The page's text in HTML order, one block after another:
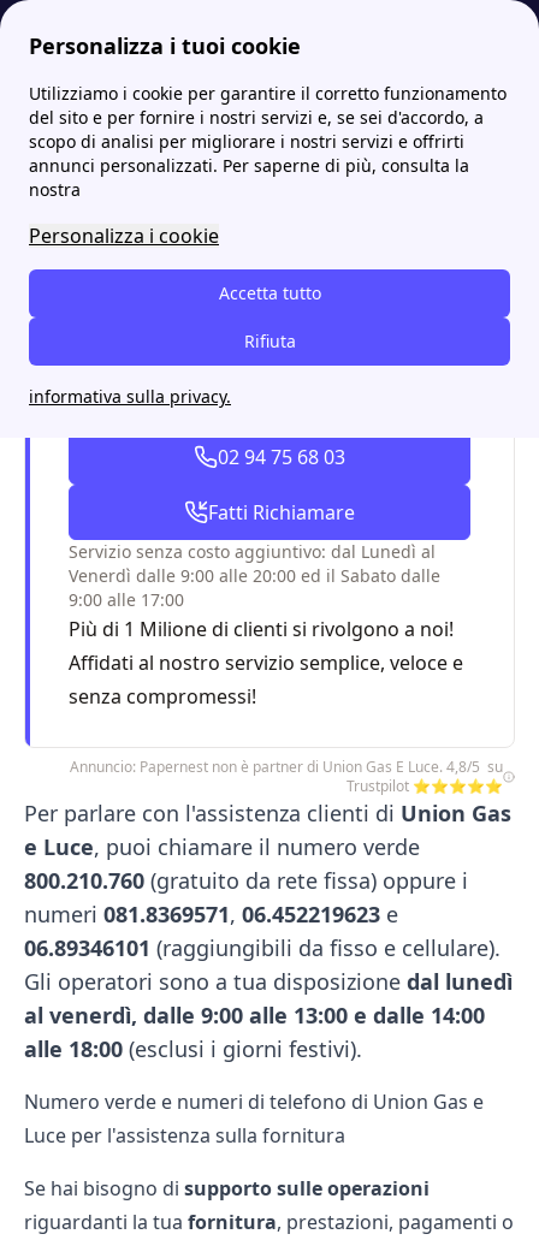
Personalizza i tuoi cookie
Utilizziamo i cookie per garantire il corretto funzionamento
del sito e per fornire i nostri servizi e, se sei d'accordo, a
scopo di analisi per migliorare i nostri servizi e offrirti
annunci personalizzati. Per saperne di più, consulta la
nostra
Personalizza i cookie
Accetta tutto
Rifiuta
informativa sulla privacy.
Papernest.it More Union Gas e Luce Il numero verde di Union Gas e Luce per assistenza su voltura e allaccio
Il numero verde di Union
Gas e Luce per assistenza
su voltura e allaccio
Chiama per informazioni su utenze
con Papernest.
02 94 75 68 03
Fatti Richiamare
Servizio senza costo aggiuntivo: dal Lunedì al
Venerdì dalle 9:00 alle 20:00 ed il Sabato dalle
9:00 alle 17:00
Più di 1 Milione di clienti si rivolgono a noi!
Affidati al nostro servizio semplice, veloce e
senza compromessi!
Annuncio: Papernest non è partner di Union Gas E Luce. 4,8/5 su
Trustpilot ⭐⭐⭐⭐⭐
Per parlare con l'assistenza clienti di Union Gas
e Luce, puoi chiamare il numero verde
800.210.760 (gratuito da rete fissa) oppure i
numeri 081.8369571, 06.452219623 e
06.89346101 (raggiungibili da fisso e cellulare).
Gli operatori sono a tua disposizione dal lunedì
al venerdì, dalle 9:00 alle 13:00 e dalle 14:00
alle 18:00 (esclusi i giorni festivi).
Numero verde e numeri di telefono di Union Gas e
Luce per l'assistenza sulla fornitura
Se hai bisogno di supporto sulle operazioni
riguardanti la tua fornitura, prestazioni, pagamenti o